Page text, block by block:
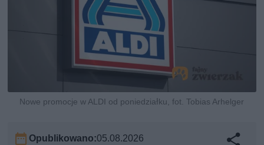
Nowe promocje w ALDI od poniedziałku, fot. Tobias Arhelger
Opublikowano:05.08.2026